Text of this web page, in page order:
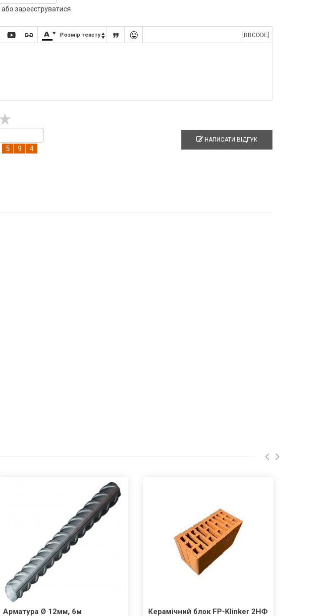
або зареєструватися
    Розмір тексту   [BBCODE]
НАПИСАТИ ВІДГУК
Арматура Ø 12мм, 6м
Керамічний блок FP-Klinker 2НФ